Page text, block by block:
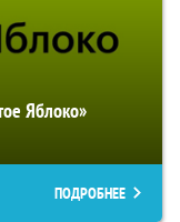
Яблоко»
ПОДРОБНЕЕ